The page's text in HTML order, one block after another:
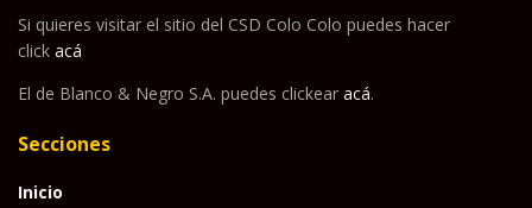
Si quieres visitar el sitio del CSD Colo Colo puedes hacer
click acá
El de Blanco & Negro S.A. puedes clickear acá.
Secciones
Inicio